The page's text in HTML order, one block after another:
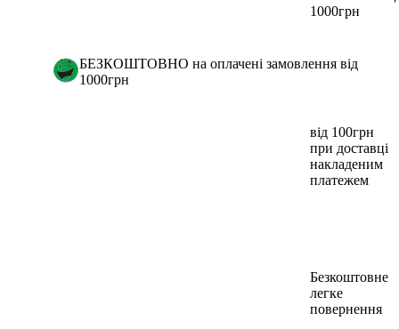
1000грн
БЕЗКОШТОВНО на оплачені замовлення від
1000грн
від 100грн
при доставці
накладеним
платежем
Безкоштовне
легке
повернення